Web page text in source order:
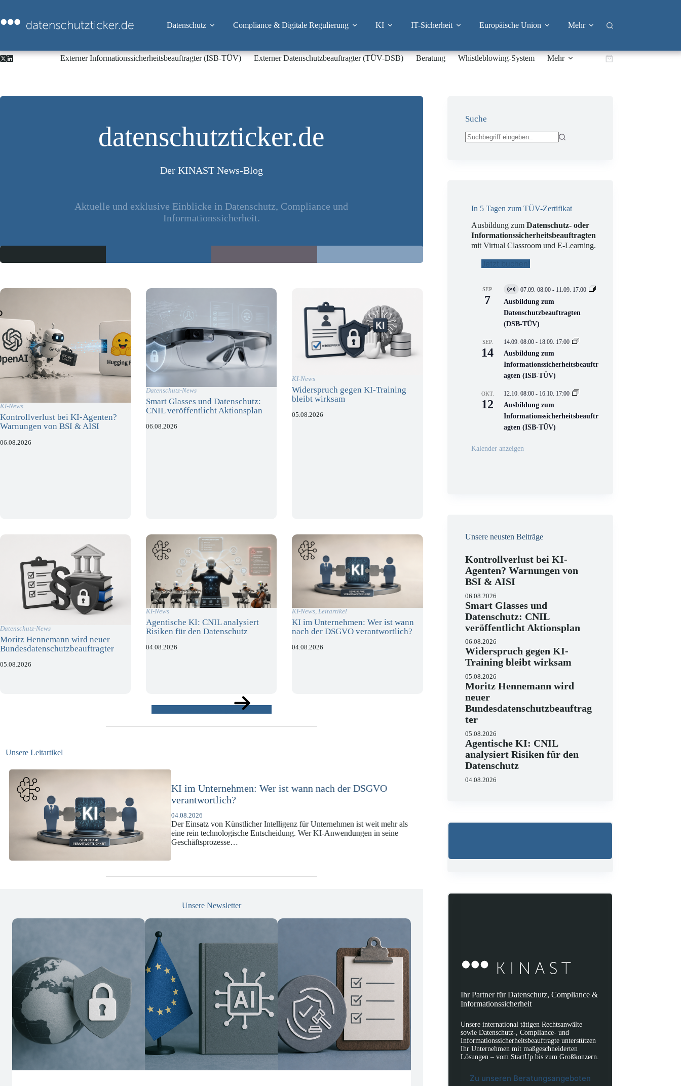
springen
Datenschutz Compliance & Digitale Regulierung KI IT-Sicherheit Europäische Union Mehr
Externer Informationssicherheitsbeauftragter (ISB-TÜV) Externer Datenschutzbeauftragter (TÜV-DSB) Beratung Whistleblowing-System Mehr Warenkorb
datenschutzticker.de
Der KINAST News-Blog
Aktuelle und exklusive Einblicke in Datenschutz, Compliance und
Informationssicherheit.
KI-News
Kontrollverlust bei KI-Agenten?
Warnungen von BSI & AISI
06.08.2026
Datenschutz-News
Smart Glasses und Datenschutz:
CNIL veröffentlicht Aktionsplan
06.08.2026
KI-News
Widerspruch gegen KI-Training
bleibt wirksam
05.08.2026
Datenschutz-News
Moritz Hennemann wird neuer
Bundesdatenschutzbeauftragter
05.08.2026
KI-News
Agentische KI: CNIL analysiert
Risiken für den Datenschutz
04.08.2026
KI-News Leitartikel
KI im Unternehmen: Wer ist wann
nach der DSGVO verantwortlich?
04.08.2026
Unsere Leitartikel
KI-Compliance in der Versicherungswirtschaft mit DORA,
DSGVO und KI-VO
07.07.2026
Die europäische Digitalregulierung hat in den vergangenen Jahren eine
enorme Komplexität erreicht, die insbesondere Unternehmen der Finanz-
und Versicherungswirtschaft vor…
strukturieren, Schriftsätze
Unsere Newsletter
Suche
In 5 Tagen zum TÜV-Zertifikat
Ausbildung zumDatenschutz- oder
Informationssicherheitsbeauftragten
mit Virtual Classroom und E-Learning.
Jetzt buchen!
SEP.
7
V
i
t
u
l
V
e
r
n
s
t
a
t
n
07.09. 08:00 - 11.09. 17:00
Ausbildung zum
Datenschutzbeauftragten
(DSB-TÜV)
SEP.
14
14.09. 08:00 - 18.09. 17:00
Ausbildung zum
Informationssicherheitsbeauftr
agten (ISB-TÜV)
OKT.
12
12.10. 08:00 - 16.10. 17:00
Ausbildung zum
Informationssicherheitsbeauftr
agten (ISB-TÜV)
Kalender anzeigen
Unsere neusten Beiträge
Kontrollverlust bei KI-
Agenten? Warnungen von
BSI & AISI
06.08.2026
Smart Glasses und
Datenschutz: CNIL
veröffentlicht Aktionsplan
06.08.2026
Widerspruch gegen KI-
Training bleibt wirksam
05.08.2026
Moritz Hennemann wird
neuer
Bundesdatenschutzbeauftrag
ter
05.08.2026
Agentische KI: CNIL
analysiert Risiken für den
Datenschutz
04.08.2026
Ihr Partner für Datenschutz, Compliance &
Informationssicherheit
Unsere international tätigen Rechtsanwälte
sowie Datenschutz-, Compliance- und
Informationssicherheitsbeauftragte unterstützen
Ihr Unternehmen mit maßgeschneiderten
Lösungen – vom StartUp bis zum Großkonzern.
Zu unseren Beratungsangeboten